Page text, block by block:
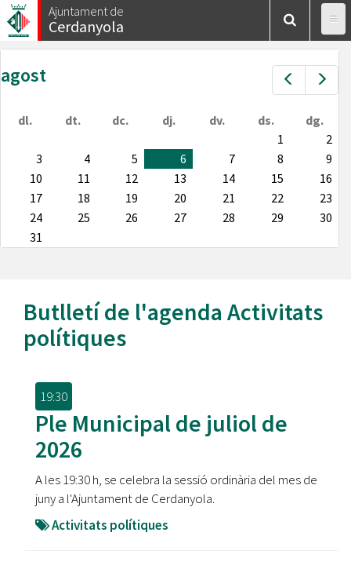
Vés
al
contingut
Ajuntament de
Cerdanyola
Prev
agost
dl. dt. dc. dj. dv. ds.
dg.
1
2
3
4 5 6 7 8
9
10
11 12 13 14 15
16
17
18 19 20 21 22
23
24
25 26 27 28 29
30
31
Butlletí de l'agenda Activitats
polítiques
19:30
Ple Municipal de juliol de
2026
A les 19:30 h, se celebra la sessió ordinària del mes de
juny a l'Ajuntament de Cerdanyola.
Activitats polítiques